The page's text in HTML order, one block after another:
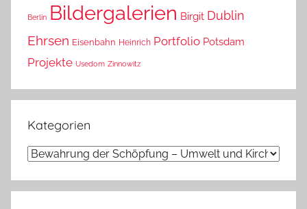
Berlin Bildergalerien Birgit Dublin
Ehrsen Eisenbahn Heinrich Portfolio Potsdam
Projekte Usedom Zinnowitz
Kategorien
Kategorien